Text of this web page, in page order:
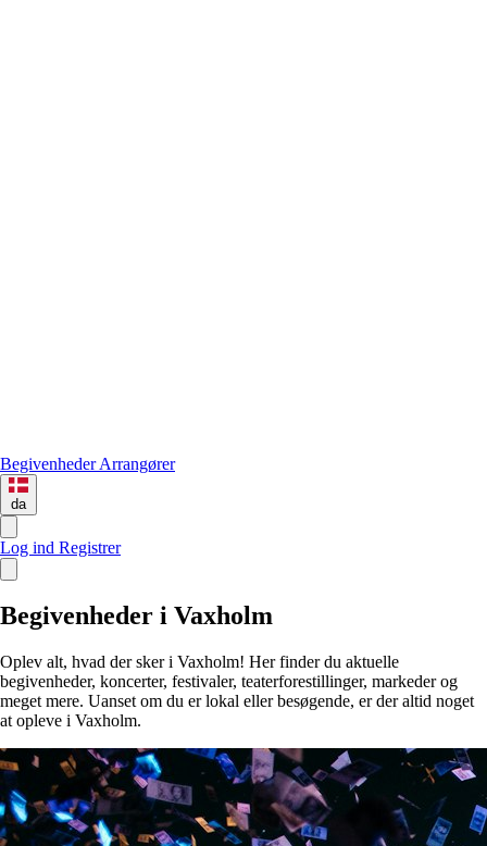
BegivenhederArrangører
da
Log ind Registrer
Begivenheder i Vaxholm
Oplev alt, hvad der sker i Vaxholm! Her finder du aktuelle
begivenheder, koncerter, festivaler, teaterforestillinger, markeder og
meget mere. Uanset om du er lokal eller besøgende, er der altid noget
at opleve i Vaxholm.